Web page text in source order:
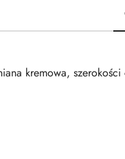
kremowa,